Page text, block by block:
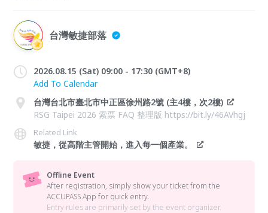
台灣敏捷部落
2026.08.15 (Sat) 09:00 - 17:30 (GMT+8)
Add To Calendar
台灣台北市臺北市中正區徐州路2號 (主4樓，次2樓)
RSG Taipei 2026 索票 FAQ 整理版 https://bit.ly/46AVhgj
Related Link
敏捷，從高階主管開始，進入每一個產業。
Offline Event
After registration, simply show your ticket from the
ACCUPASS App for quick entry.
Entry rules are primarily set by the event organizer.